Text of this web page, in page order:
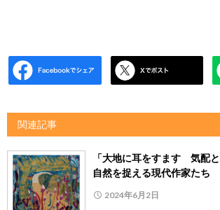
関連記事
「大地に耳をすます 気配
自然を捉える現代作家たち
2024年6月2日